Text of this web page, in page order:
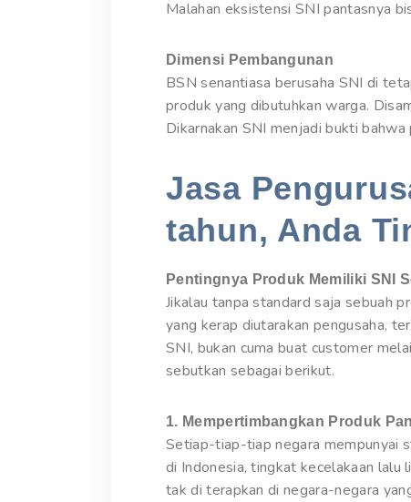
Malahan eksistensi SNI pantasnya
Dimensi Pembangunan
BSN senantiasa berusaha SNI di
produk yang dibutuhkan warga.
Dikarnakan SNI menjadi bukti
Jasa
tahun, Anda
Pentingnya Produk Memiliki SNI
Jikalau tanpa standard saja sebuah
yang kerap diutarakan pengusaha,
SNI, bukan cuma buat customer
sebutkan sebagai berikut.
1. Mempertimbangkan Produk
Setiap-tiap-tiap negara mempunyai
di Indonesia, tingkat kecelakaan lalu
tak di terapkan di negara-negara